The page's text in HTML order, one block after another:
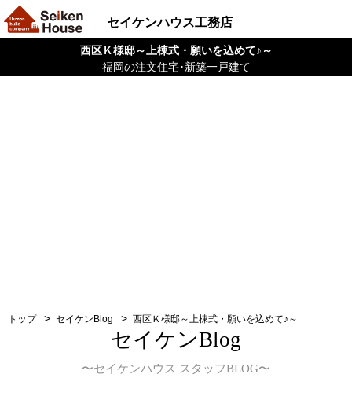
西区Ｋ様邸～上棟式・願いを込めて♪～
福岡の注文住宅･新築一戸建て
セイケンハウス工務店
トップ セイケンBlog 西区Ｋ様邸～上棟式・願いを込めて♪～
セイケンBlog
〜セイケンハウス スタッフBLOG〜